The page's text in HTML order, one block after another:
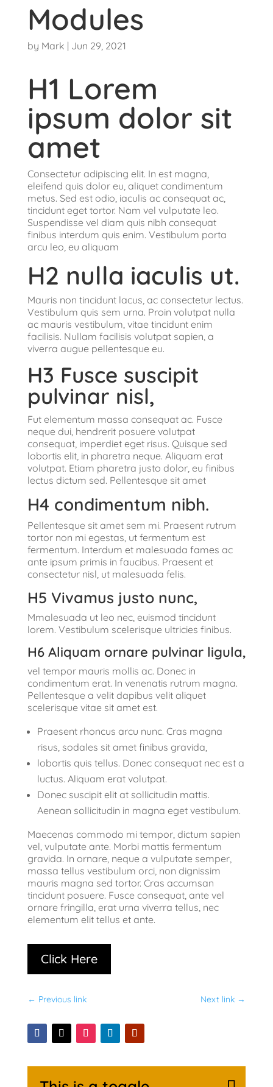
Modules
by Mark | Jun 29, 2021
H1 Lorem
ipsum dolor sit
amet
Consectetur adipiscing elit. In est magna,
eleifend quis dolor eu, aliquet condimentum
metus. Sed est odio, iaculis ac consequat ac,
tincidunt eget tortor. Nam vel vulputate leo.
Suspendisse vel diam quis nibh consequat
finibus interdum quis enim. Vestibulum porta
arcu leo, eu aliquam
H2 nulla iaculis ut.
Mauris non tincidunt lacus, ac consectetur lectus.
Vestibulum quis sem urna. Proin volutpat nulla
ac mauris vestibulum, vitae tincidunt enim
facilisis. Nullam facilisis volutpat sapien, a
viverra augue pellentesque eu.
H3 Fusce suscipit
pulvinar nisl,
Fut elementum massa consequat ac. Fusce
neque dui, hendrerit posuere volutpat
consequat, imperdiet eget risus. Quisque sed
lobortis elit, in pharetra neque. Aliquam erat
volutpat. Etiam pharetra justo dolor, eu finibus
lectus dictum sed. Pellentesque sit amet
H4 condimentum nibh.
Pellentesque sit amet sem mi. Praesent rutrum
tortor non mi egestas, ut fermentum est
fermentum. Interdum et malesuada fames ac
ante ipsum primis in faucibus. Praesent et
consectetur nisl, ut malesuada felis.
H5 Vivamus justo nunc,
Mmalesuada ut leo nec, euismod tincidunt
lorem. Vestibulum scelerisque ultricies finibus.
H6 Aliquam ornare pulvinar ligula,
vel tempor mauris mollis ac. Donec in
condimentum erat. In venenatis rutrum magna.
Pellentesque a velit dapibus velit aliquet
scelerisque vitae sit amet est.
Praesent rhoncus arcu nunc. Cras magna
risus, sodales sit amet finibus gravida,
lobortis quis tellus. Donec consequat nec est a
luctus. Aliquam erat volutpat.
Donec suscipit elit at sollicitudin mattis.
Aenean sollicitudin in magna eget vestibulum.
Maecenas commodo mi tempor, dictum sapien
vel, vulputate ante. Morbi mattis fermentum
gravida. In ornare, neque a vulputate semper,
massa tellus vestibulum orci, non dignissim
mauris magna sed tortor. Cras accumsan
tincidunt posuere. Fusce consequat, ante vel
ornare fringilla, erat urna viverra tellus, nec
elementum elit tellus et ante.
Click Here
← Previous link Next link →